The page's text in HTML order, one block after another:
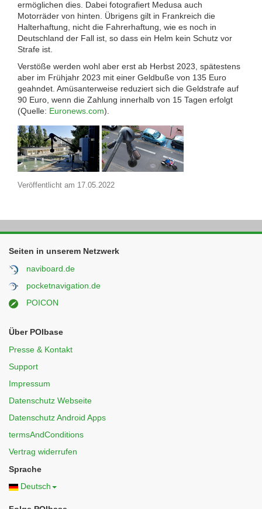
ermöglichen dies. Dabei fotografiert Medusa auch
Motorräder von hinten. Übrigens gilt in Frankreich die
Halterhaftung, nicht die Fahrerhaftung, wie es noch in
Deutschland der Fall ist, so dass ein Helm kein Schutz vor
Strafe ist.
Verstöße werden wohl aber erst ab Herbst 2023, spätestens
aber im Frühjahr 2023 mit einer Geldbuße von 135 Euro
geahndet. Amüsanterweise reduziert sich die Geldstrafe auf
90 Euro, wenn die Zahlung innerhalb von 15 Tagen erfolgt
(Quelle: Euronews.com).
Veröffentlicht am 17.05.2022
Seiten in unserem Netzwerk
naviboard.de
pocketnavigation.de
POICON
Über POIbase
Presse & Kontakt
Support
Impressum
Datenschutz Webseite
Datenschutz Android Apps
termsAndConditions
Vertrag widerrufen
Sprache
Deutsch